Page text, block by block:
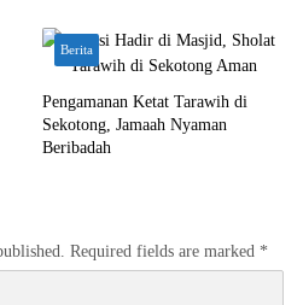
Berita
Pengamanan Ketat Tarawih di
Sekotong, Jamaah Nyaman
Beribadah
Required fields are marked *